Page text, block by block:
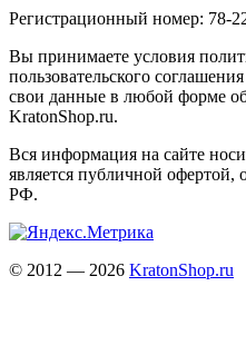
Регистрационный номер: 78-
Вы принимаете условия
пользовательского
свои данные в любой форме
KratonShop.ru.
Вся информация на сайте
является публичной офертой,
РФ.
© 2012 — 2026 KratonShop.ru